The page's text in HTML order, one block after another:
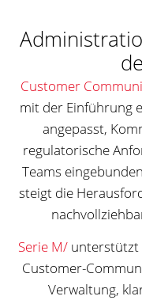
Customer
mit der Einführung
angepasst,
regulatorische
Teams
steigt die
Serie M/unterstützt
Customer-
Verwaltung,